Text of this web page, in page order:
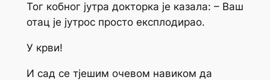
Тог кобног јутра докторка је казала: – Ваш
отац је јутрос просто експлодирао.
У крви!
И сад се тјешим очевом навиком да